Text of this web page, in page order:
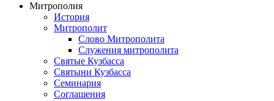
Митрополия
История
Митрополит
Слово Митрополита
Служения митрополита
Святые Кузбасса
Святыни Кузбасса
Семинария
Соглашения